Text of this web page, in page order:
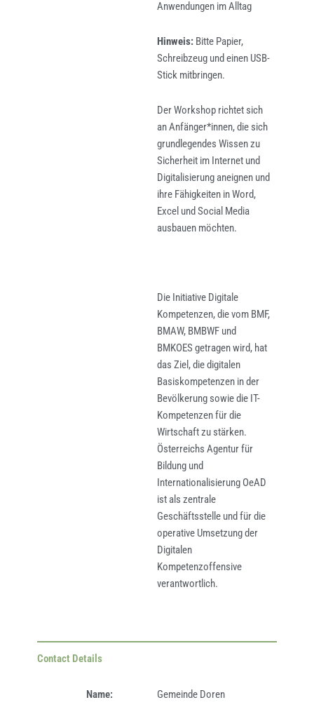
Anwendungen im Alltag
Hinweis: Bitte Papier,
Schreibzeug und einen USB-
Stick mitbringen.
Der Workshop richtet sich
an Anfänger*innen, die sich
grundlegendes Wissen zu
Sicherheit im Internet und
Digitalisierung aneignen und
ihre Fähigkeiten in Word,
Excel und Social Media
ausbauen möchten.
Die Initiative Digitale
Kompetenzen, die vom BMF,
BMAW, BMBWF und
BMKOES getragen wird, hat
das Ziel, die digitalen
Basiskompetenzen in der
Bevölkerung sowie die IT-
Kompetenzen für die
Wirtschaft zu stärken.
Österreichs Agentur für
Bildung und
Internationalisierung OeAD
ist als zentrale
Geschäftsstelle und für die
operative Umsetzung der
Digitalen
Kompetenzoffensive
verantwortlich.
Contact Details
Name: Gemeinde Doren